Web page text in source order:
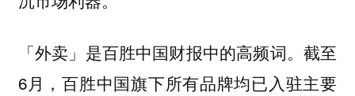
「外卖」是百胜中国财报中的高频词。截至
6月，百胜中国旗下所有品牌均已入驻主要